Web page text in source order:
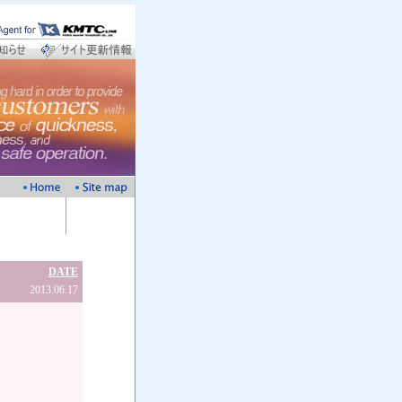
DATE
2013.06.17